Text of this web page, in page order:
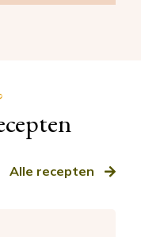
Alle recepten